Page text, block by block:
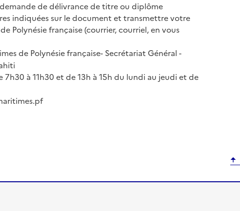
de délivrance de titre ou diplôme
indiquées sur le document et transmettre votre
Polynésie française (courrier, courriel, en vous
de Polynésie française- Secrétariat Général -
à 11h30 et de 13h à 15h du lundi au jeudi et de